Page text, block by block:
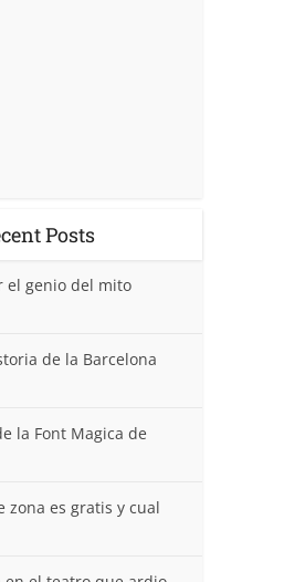
Posts
el genio del mito
de la Barcelona
la Font Magica de
zona es gratis y cual